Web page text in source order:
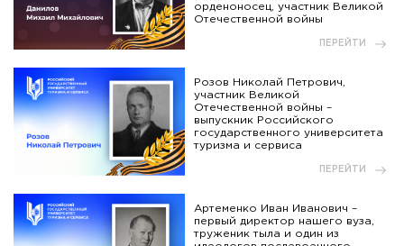
орденоносец, участник Великой
Отечественной войны
ПЕРЕЙТИ
Розов Николай Петрович,
участник Великой
Отечественной войны –
выпускник Российского
государственного университета
туризма и сервиса
ПЕРЕЙТИ
Артеменко Иван Иванович –
первый директор нашего вуза,
труженик тыла и один из